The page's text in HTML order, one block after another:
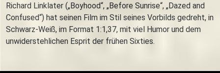
Richard Linklater („Boyhood“, „Before Sunrise“, „Dazed and
Confused“) hat seinen Film im Stil seines Vorbilds gedreht, in
Schwarz-Weiß, im Format 1:1,37, mit viel Humor und dem
unwiderstehlichen Esprit der frühen Sixties.